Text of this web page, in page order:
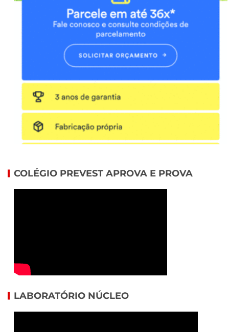
COLÉGIO PREVEST APROVA E PROVA
LABORATÓRIO NÚCLEO